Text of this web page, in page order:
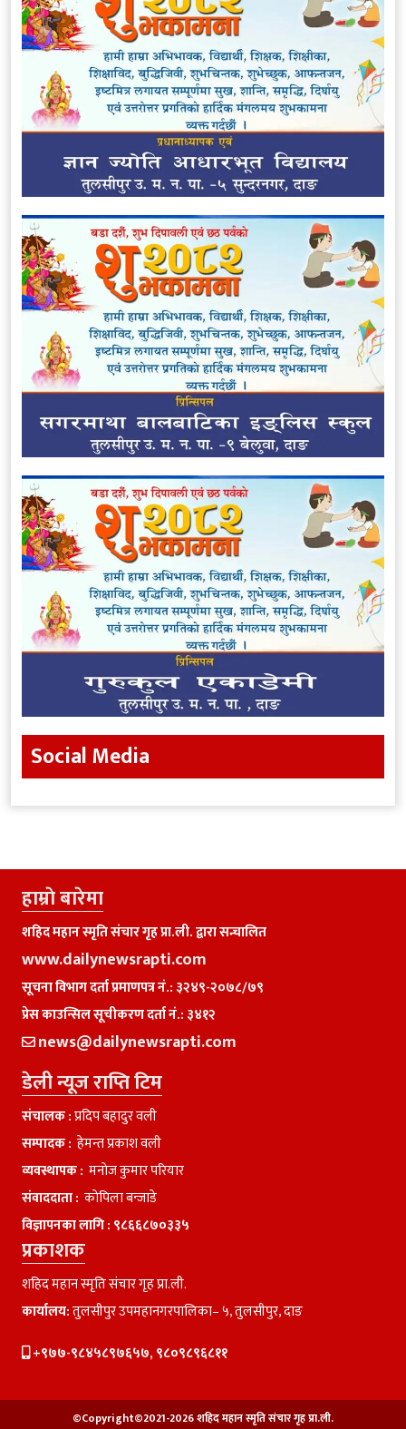
Social Media
हाम्राे बारेमा
शहिद महान स्मृति संचार गृह प्रा.ली. द्वारा सन्चालित
www.dailynewsrapti.com
सूचना विभाग दर्ता प्रमाणपत्र नं.: ३२४९-२०७८/७९
प्रेस काउन्सिल सूचीकरण दर्ता नं.: ३४१२
news@dailynewsrapti.com
डेली न्यूज राप्ति टिम
संचालक :प्रदिप बहादुर वली
सम्पादक : हेमन्त प्रकाश वली
व्यवस्थापक : मनाेज कुमार परियार
संवाददाता : काेपिला बन्जाडे
विज्ञापनका लागि : ९८६६८७०३३५
प्रकाशक
शहिद महान स्मृति संचार गृह प्रा.ली.
कार्यालय:तुलसीपुर उपमहानगरपालिका– ५, तुलसीपुर, दाङ
+९७७-९८४५८९७६५७, ९८०९८९६८११
©Copyright©2021-2026 शहिद महान स्मृति संचार गृह प्रा.ली.